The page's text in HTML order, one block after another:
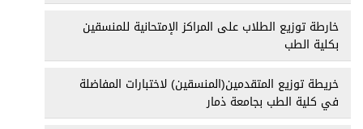
خارطة توزيع الطلاب على المراكز الإمتحانية للمنسقين
بكلية الطب
خريطة توزيع المتقدمين(المنسقين) لاختبارات المفاضلة
في كلية الطب بجامعة ذمار